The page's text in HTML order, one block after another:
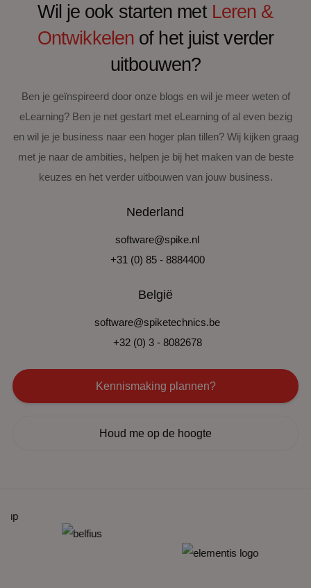
Wil je ook starten met Leren &
Ontwikkelen of het juist verder
uitbouwen?
Ben je geïnspireerd door onze blogs en wil je meer weten of
eLearning? Ben je net gestart met eLearning of al even bezig
en wil je je business naar een hoger plan tillen? Wij kijken graag
met je naar de ambities, helpen je bij het maken van de beste
keuzes en het verder uitbouwen van jouw business.
Nederland
software@spike.nl
+31 (0) 85 - 8884400
België
software@spiketechnics.be
+32 (0) 3 - 8082678
Kennismaking plannen?
Houd me op de hoogte